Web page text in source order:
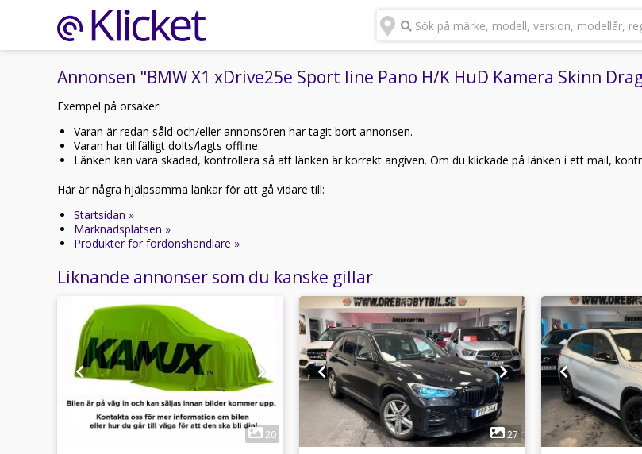
Sök på märke, modell, version, modellår,
Annonsen "BMW X1 xDrive25e Sport line Pano H/K HuD Kamera Skinn
Exempel på orsaker:
Varan är redan såld och/eller annonsören har tagit bort annonsen.
Varan har tillfälligt dolts/lagts offline.
Länken kan vara skadad, kontrollera så att länken är korrekt angiven. Om du klickade på länken i ett mail,
Här är några hjälpsamma länkar för att gå vidare till:
Startsidan »
Marknadsplatsen »
Produkter för fordonshandlare »
Liknande annonser som du kanske gillar
1
20
1
27